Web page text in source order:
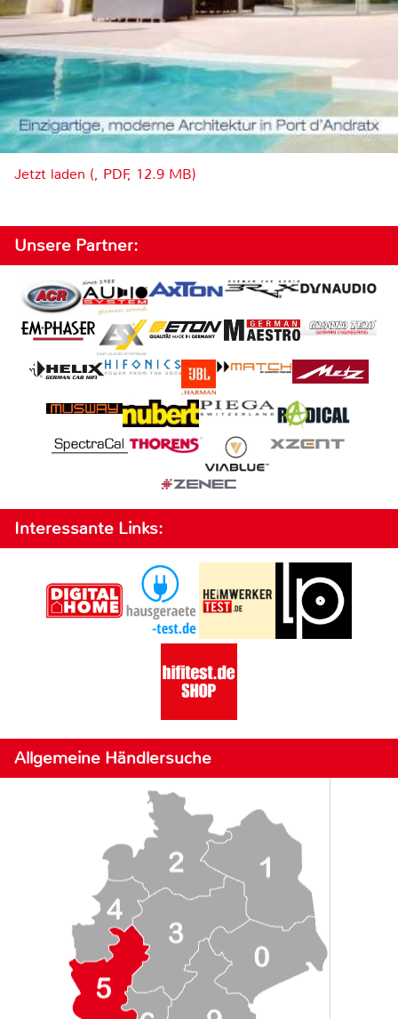
Jetzt laden (, PDF, 12.9 MB)
Unsere Partner:
Interessante Links:
Allgemeine Händlersuche